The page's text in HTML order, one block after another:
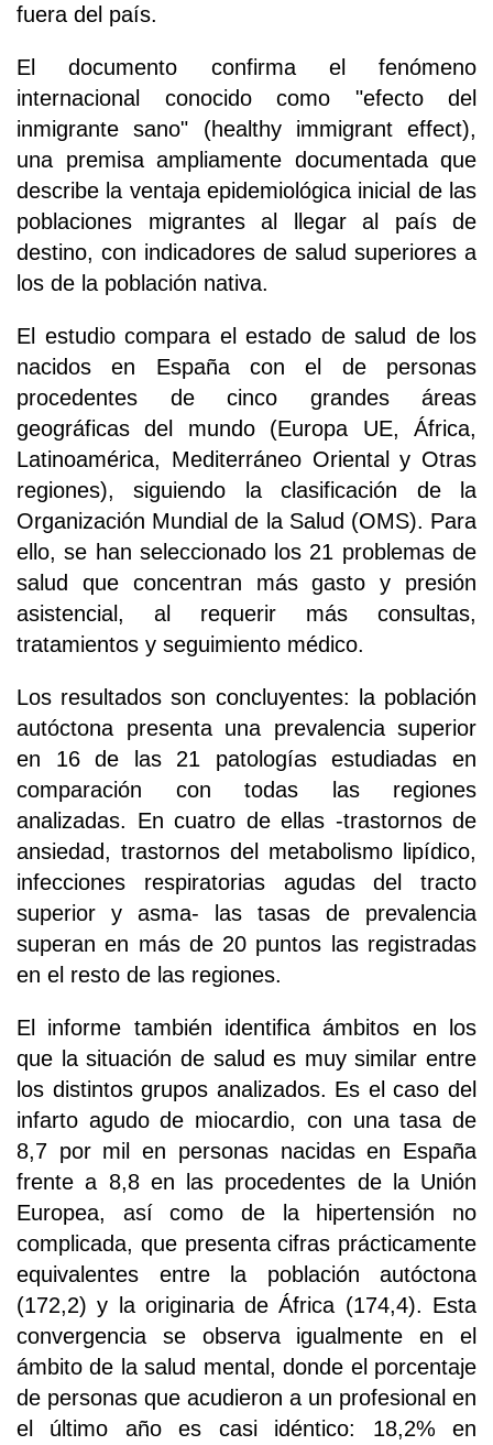
fuera del país.
El documento confirma el fenómeno
internacional conocido como "efecto del
inmigrante sano" (healthy immigrant effect),
una premisa ampliamente documentada que
describe la ventaja epidemiológica inicial de las
poblaciones migrantes al llegar al país de
destino, con indicadores de salud superiores a
los de la población nativa.
El estudio compara el estado de salud de los
nacidos en España con el de personas
procedentes de cinco grandes áreas
geográficas del mundo (Europa UE, África,
Latinoamérica, Mediterráneo Oriental y Otras
regiones), siguiendo la clasificación de la
Organización Mundial de la Salud (OMS). Para
ello, se han seleccionado los 21 problemas de
salud que concentran más gasto y presión
asistencial, al requerir más consultas,
tratamientos y seguimiento médico.
Los resultados son concluyentes: la población
autóctona presenta una prevalencia superior
en 16 de las 21 patologías estudiadas en
comparación con todas las regiones
analizadas. En cuatro de ellas -trastornos de
ansiedad, trastornos del metabolismo lipídico,
infecciones respiratorias agudas del tracto
superior y asma- las tasas de prevalencia
superan en más de 20 puntos las registradas
en el resto de las regiones.
El informe también identifica ámbitos en los
que la situación de salud es muy similar entre
los distintos grupos analizados. Es el caso del
infarto agudo de miocardio, con una tasa de
8,7 por mil en personas nacidas en España
frente a 8,8 en las procedentes de la Unión
Europea, así como de la hipertensión no
complicada, que presenta cifras prácticamente
equivalentes entre la población autóctona
(172,2) y la originaria de África (174,4). Esta
convergencia se observa igualmente en el
ámbito de la salud mental, donde el porcentaje
de personas que acudieron a un profesional en
el último año es casi idéntico: 18,2% en